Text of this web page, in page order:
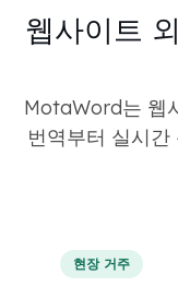
웹사이트
MotaWord는 웹
번역부터 실시
현장 거주